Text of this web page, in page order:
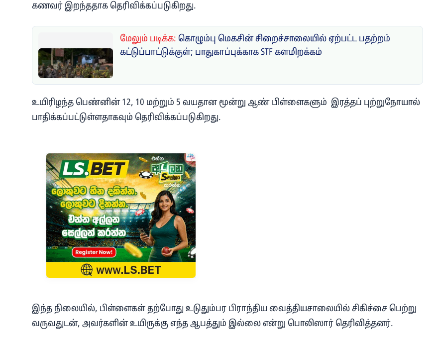
கணவர் இறந்ததாக தெரிவிக்கப்படுகிறது.
மேலும் படிக்க: கொழும்பு மெகசின் சிறைச்சாலையில் ஏற்பட்ட பதற்றம்
கட்டுப்பாட்டுக்குள்; பாதுகாப்புக்காக STF களமிறக்கம்
உயிரிழந்த பெண்னின் 12, 10 மற்றும் 5 வயதான மூன்று ஆண் பிள்ளைகளும் இரத்தப் புற்றுநோயால்
பாதிக்கப்பட்டுள்ளதாகவும் தெரிவிக்கப்படுகிறது.
இந்த நிலையில், பிள்ளைகள் தற்போது உடுதும்பர பிராந்திய வைத்தியசாலையில் சிகிச்சை பெற்று
வருவதுடன், அவர்களின் உயிருக்கு எந்த ஆபத்தும் இல்லை என்று பொலிஸார் தெரிவித்தனர்.